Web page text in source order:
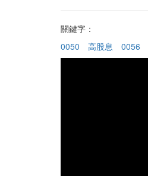
關鍵字：
0050
高股息 0056